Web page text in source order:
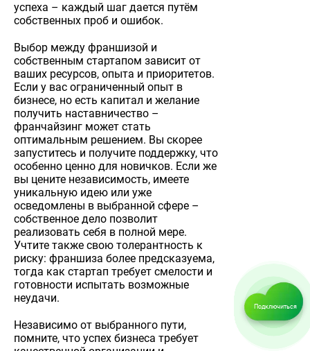
успеха – каждый шаг дается путём
собственных проб и ошибок.
Выбор между франшизой и
собственным стартапом зависит от
ваших ресурсов, опыта и приоритетов.
Если у вас ограниченный опыт в
бизнесе, но есть капитал и желание
получить наставничество –
франчайзинг может стать
оптимальным решением. Вы скорее
запуститесь и получите поддержку, что
особенно ценно для новичков. Если же
вы цените независимость, имеете
уникальную идею или уже
осведомлены в выбранной сфере –
собственное дело позволит
реализовать себя в полной мере.
Учтите также свою толерантность к
риску: франшиза более предсказуема,
тогда как стартап требует смелости и
готовности испытать возможные
неудачи.
Независимо от выбранного пути,
помните, что успех бизнеса требует
Подключиться